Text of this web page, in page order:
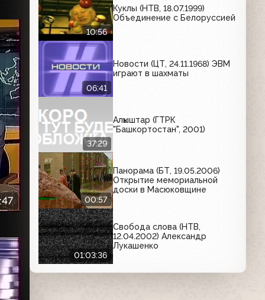
10:56
Куклы (НТВ, 18.07.1999)
Объединение с Белоруссией
06:41
Новости (ЦТ, 24.11.1968) ЭВМ
играют в шахматы
37:29
Алҡыштар (ГТРК
"Башкортостан", 2001)
00:57
Панорама (БТ, 19.05.2006)
Открытие мемориальной
доски в Масюковщине
01:03:36
Свобода слова (НТВ,
12.04.2002) Александр
Лукашенко